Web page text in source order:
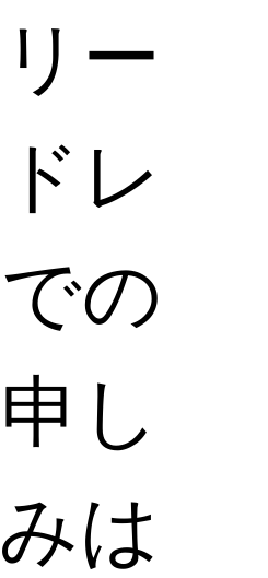
ー
レ
の
し
は